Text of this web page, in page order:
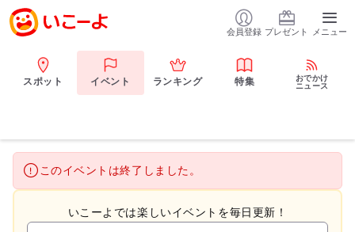
会員登録 プレゼント メニュー
スポット イベント ランキング 特集
おでかけ
ニュース
このイベントは終了しました。
いこーよでは楽しいイベントを毎日更新！